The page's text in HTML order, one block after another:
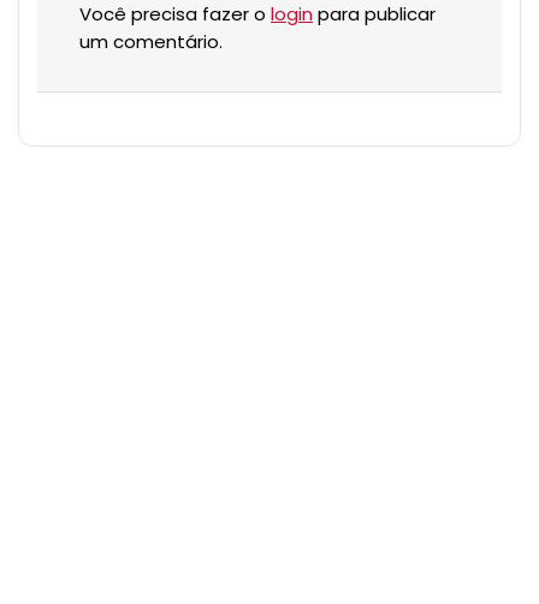
Você precisa fazer o login para publicar
um comentário.